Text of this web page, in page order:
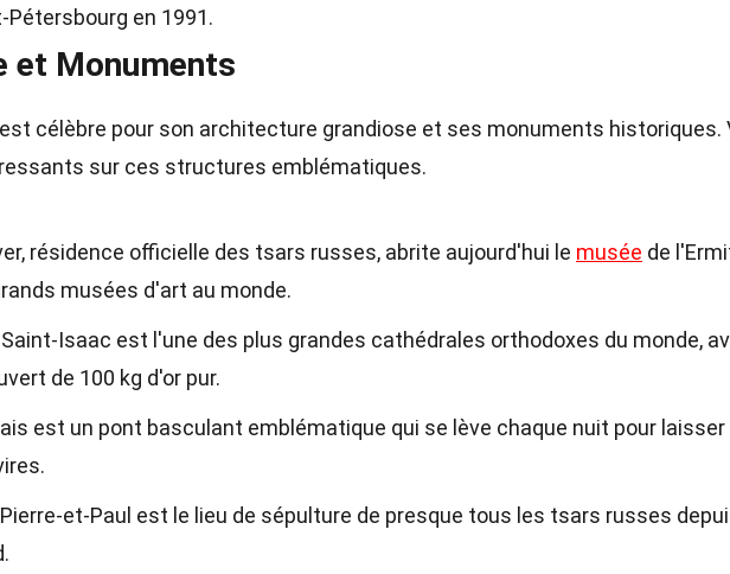
Pétersbourg en 1991.
et Monuments
célèbre pour son architecture grandiose et ses monuments historiques.
sur ces structures emblématiques.
résidence officielle des tsars russes, abrite aujourd'hui le musée de
musées d'art au monde.
Isaac est l'une des plus grandes cathédrales orthodoxes du monde,
de 100 kg d'or pur.
est un pont basculant emblématique qui se lève chaque nuit pour laisser
et-Paul est le lieu de sépulture de presque tous les tsars russes